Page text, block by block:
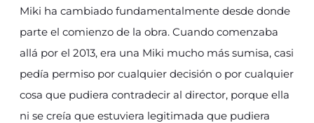
Miki ha cambiado fundamentalmente desde donde
parte el comienzo de la obra. Cuando comenzaba
allá por el 2013, era una Miki mucho más sumisa, casi
pedía permiso por cualquier decisión o por cualquier
cosa que pudiera contradecir al director, porque ella
ni se creía que estuviera legitimada que pudiera